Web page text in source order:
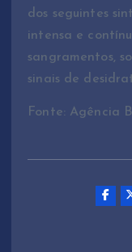
dos seguintes
intensa e
sangramentos,
sinais de
Fonte: Agência